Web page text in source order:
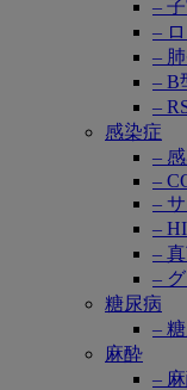
–
–
–
– B
–
感染症
–
–
–
–
–
–
糖尿病
–
麻酔
–